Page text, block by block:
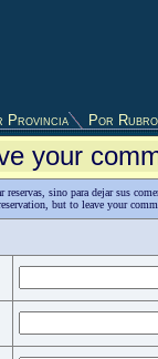
Provincia Por Rubro
your
sino para dejar sus
but to leave your